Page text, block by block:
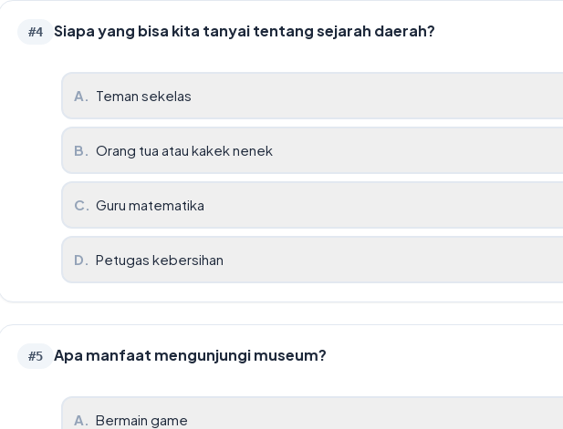
#4 Siapa yang bisa kita tanyai tentang sejarah daerah?
A. Teman sekelas
B. Orang tua atau kakek nenek
C. Guru matematika
D. Petugas kebersihan
#5 Apa manfaat mengunjungi museum?
A. Bermain game